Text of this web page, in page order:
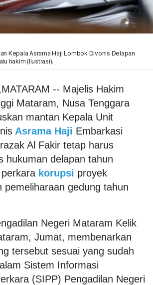
Kepala Asrama Haji Lombok Divonis Delapan
hakim (Ilustrasi).
-- Majelis Hakim
Mataram, Nusa Tenggara
mantan Kepala Unit
Asrama Haji Embarkasi
Al Fakir tetap harus
hukuman delapan tahun
korupsi proyek
pemeliharaan gedung tahun
Negeri Mataram Kelik
Jumat, membenarkan
tersebut sesuai yang sudah
Sistem Informasi
(SIPP) Pengadilan Negeri